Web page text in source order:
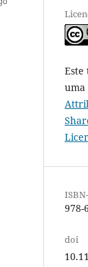
Este
uma
978-
doi